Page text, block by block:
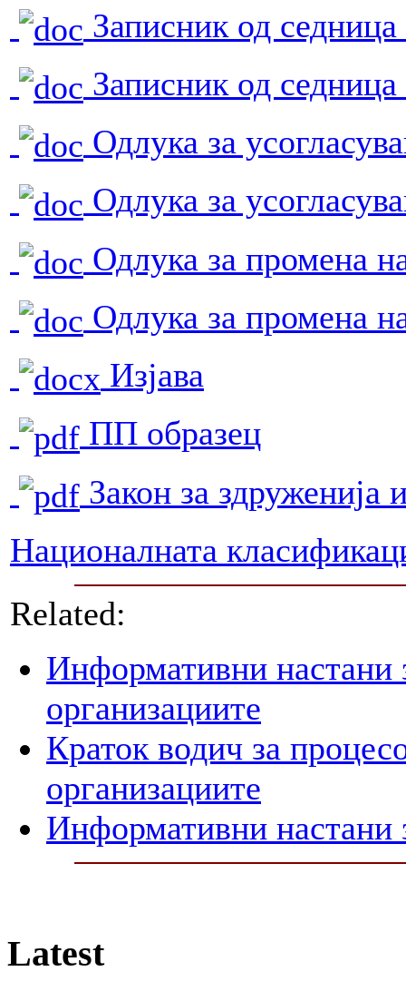
Записник од
Записник од
Одлука за
Одлука за
Одлука за промена
Одлука за промена
Изјава
ПП образец
Закон за здруженија
Националната
Related:
Информативни настани
организациите
Краток водич за
организациите
Информативни настани
Latest